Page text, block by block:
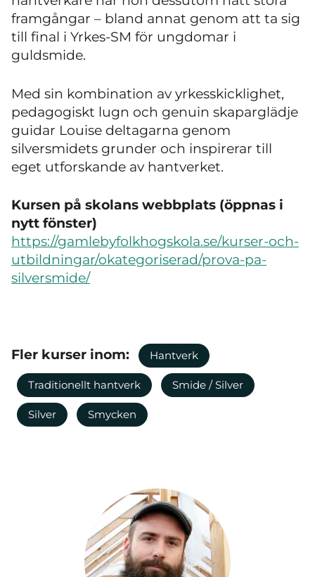
framgångar – bland annat genom att ta sig
till final i Yrkes-SM för ungdomar i
guldsmide.
Med sin kombination av yrkesskicklighet,
pedagogiskt lugn och genuin skaparglädje
guidar Louise deltagarna genom
silversmidets grunder och inspirerar till
eget utforskande av hantverket.
Kursen på skolans webbplats (öppnas i
nytt fönster)
https://gamlebyfolkhogskola.se/kurser-och-
utbildningar/okategoriserad/prova-pa-
silversmide/
Fler kurser inom: Hantverk
Traditionellt hantverk Smide / Silver
Silver Smycken